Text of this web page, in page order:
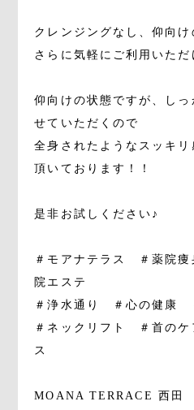
クレンジングなし、仰向
さらに気軽にご利用いただ
仰向けの状態ですが、しっ
せていただくので
全身されたようなスッキ
頂いております！！
是非お試しください♪
＃モアナテラス ＃薬院
院エステ
＃浄水通り ＃心の健康
＃ネックリフト ＃首の
ス
MOANA TERRACE 西田